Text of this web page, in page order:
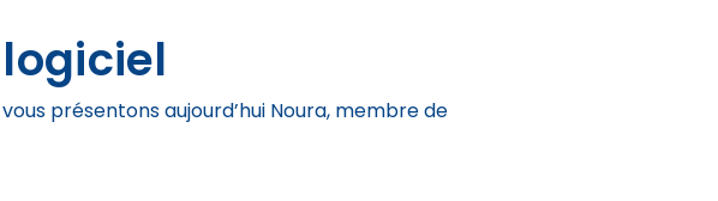
présentons aujourd’hui Noura, membre de